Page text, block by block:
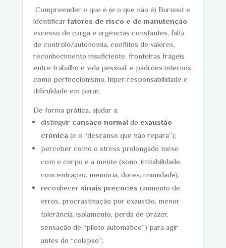
Compreender o que é (e o que não é) Burnout e
identificar fatores de risco e de manutenção:
excesso de carga e urgências constantes, falta
de controlo/autonomia, conflitos de valores,
reconhecimento insuficiente, fronteiras frágeis
entre trabalho e vida pessoal, e padrões internos
como perfeccionismo, hiper-responsabilidade e
dificuldade em parar.
De forma prática, ajudar a:
distinguir cansaço normal de exaustão
crónica (e o “descanso que não repara”);
perceber como o stress prolongado mexe
com o corpo e a mente (sono, irritabilidade,
concentração, memória, dores, imunidade);
reconhecer sinais precoces (aumento de
erros, procrastinação por exaustão, menor
tolerância, isolamento, perda de prazer,
sensação de “piloto automático”) para agir
antes do “colapso”;